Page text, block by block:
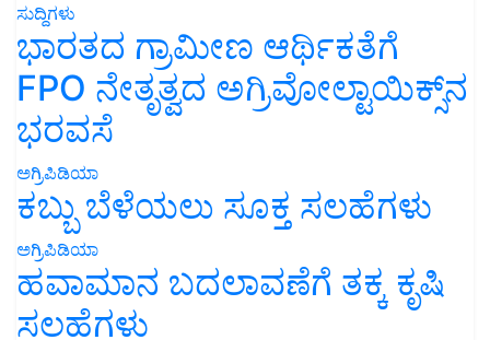
ಸುದ್ದಿಗಳು
ಭಾರತದ ಗ್ರಾಮೀಣ ಆರ್ಥಿಕತೆಗೆ
FPO ನೇತೃತ್ವದ ಅಗ್ರಿವೋಲ್ಟಾಯಿಕ್ಸ್‌ನ
ಭರವಸೆ
ಅಗ್ರಿಪಿಡಿಯಾ
ಕಬ್ಬು ಬೆಳೆಯಲು ಸೂಕ್ತ ಸಲಹೆಗಳು
ಅಗ್ರಿಪಿಡಿಯಾ
ಹವಾಮಾನ ಬದಲಾವಣೆಗೆ ತಕ್ಕ ಕೃಷಿ
ಸಲಹೆಗಳು